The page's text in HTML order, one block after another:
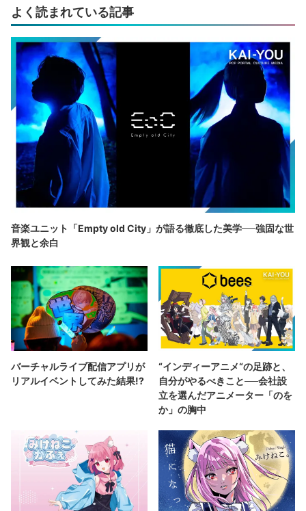
よく読まれている記事
音楽ユニット「Empty old City」が語る徹底した美学──強固な世
界観と余白
バーチャルライブ配信アプリが
リアルイベントしてみた結果!?
“インディーアニメ“の足跡と、
自分がやるべきこと──会社設
立を選んだアニメーター「のを
か」の胸中